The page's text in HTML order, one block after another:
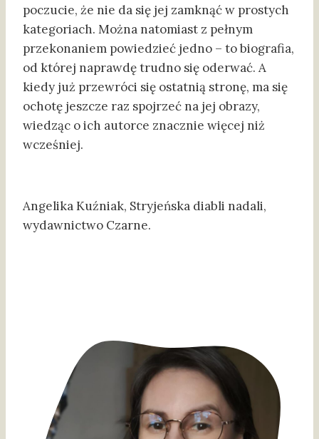
poczucie, że nie da się jej zamknąć w prostych
kategoriach. Można natomiast z pełnym
przekonaniem powiedzieć jedno – to biografia,
od której naprawdę trudno się oderwać. A
kiedy już przewróci się ostatnią stronę, ma się
ochotę jeszcze raz spojrzeć na jej obrazy,
wiedząc o ich autorce znacznie więcej niż
wcześniej.
Angelika Kuźniak, Stryjeńska diabli nadali,
wydawnictwo Czarne.